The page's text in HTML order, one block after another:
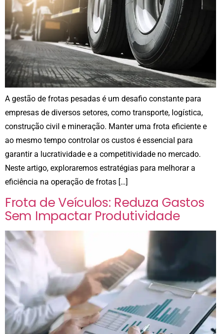
A gestão de frotas pesadas é um desafio constante para
empresas de diversos setores, como transporte, logística,
construção civil e mineração. Manter uma frota eficiente e
ao mesmo tempo controlar os custos é essencial para
garantir a lucratividade e a competitividade no mercado.
Neste artigo, exploraremos estratégias para melhorar a
eficiência na operação de frotas […]
Frota de Veículos: Reduza Gastos
Sem Impactar Produtividade